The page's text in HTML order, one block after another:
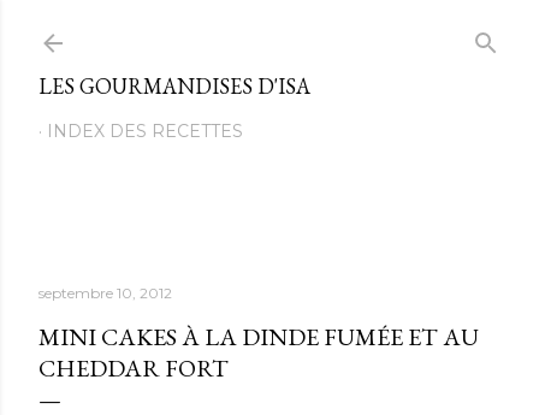
LES GOURMANDISES D'ISA
INDEX DES RECETTES
septembre 10, 2012
MINI CAKES À LA DINDE FUMÉE ET AU
CHEDDAR FORT